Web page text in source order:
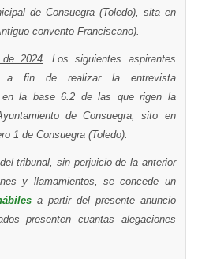
de Consuegra (Toledo), sita en
convento Franciscano).
2024 . Los siguientes aspirantes
a fin de realizar la entrevista
en la base 6.2 de las que rigen la
de Consuegra, sito en
1 de Consuegra (Toledo).
tribunal, sin perjuicio de la anterior
y llamamientos, se concede un
a partir del presente anuncio
presenten cuantas alegaciones